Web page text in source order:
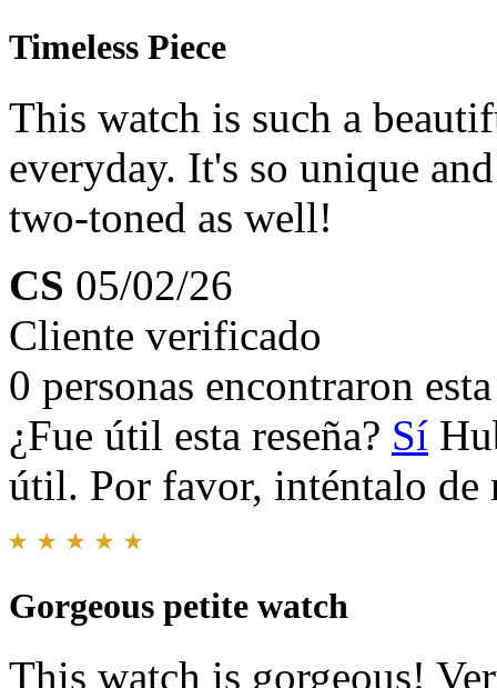
Timeless Piece
This watch is such a
everyday. It's so unique
two-toned as well!
CS 05/02/26
Cliente verificado
0 personas encontraron
¿Fue útil esta reseña? Sí
útil. Por favor, inténtalo de
Gorgeous petite watch
This watch is gorgeous!